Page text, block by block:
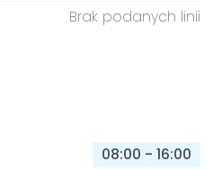
Brak podanych linii
08:00 - 16:00